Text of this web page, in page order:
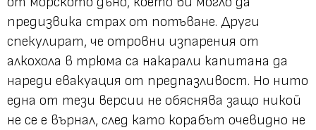
предизвика страх от потъване. Други
спекулират, че отровни изпарения от
алкохола в трюма са накарали капитана да
нареди евакуация от предпазливост. Но нито
една от тези версии не обяснява защо никой
не се е върнал, след като корабът очевидно не